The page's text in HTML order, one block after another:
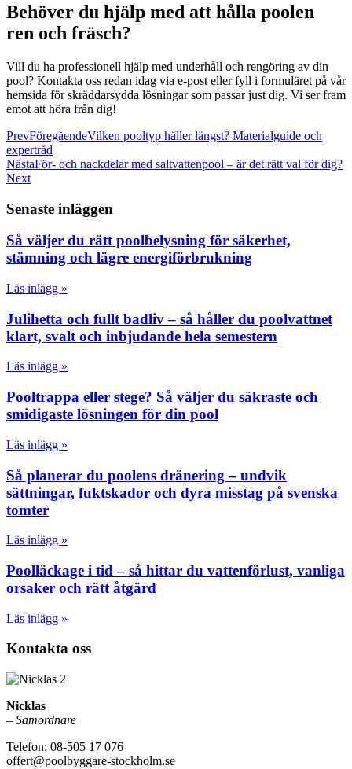
Behöver du hjälp med att hålla poolen
ren och fräsch?
Vill du ha professionell hjälp med underhåll och rengöring av din
pool? Kontakta oss redan idag via e-post eller fyll i formuläret på vår
hemsida för skräddarsydda lösningar som passar just dig. Vi ser fram
emot att höra från dig!
PrevFöregåendeVilken pooltyp håller längst? Materialguide och
expertråd
NästaFör- och nackdelar med saltvattenpool – är det rätt val för dig?
Next
Senaste inläggen
Så väljer du rätt poolbelysning för säkerhet,
stämning och lägre energiförbrukning
Läs inlägg »
Julihetta och fullt badliv – så håller du poolvattnet
klart, svalt och inbjudande hela semestern
Läs inlägg »
Pooltrappa eller stege? Så väljer du säkraste och
smidigaste lösningen för din pool
Läs inlägg »
Så planerar du poolens dränering – undvik
sättningar, fuktskador och dyra misstag på svenska
tomter
Läs inlägg »
Poolläckage i tid – så hittar du vattenförlust, vanliga
orsaker och rätt åtgärd
Läs inlägg »
Kontakta oss
Nicklas
– Samordnare
Telefon: 08-505 17 076
offert@poolbyggare-stockholm.se